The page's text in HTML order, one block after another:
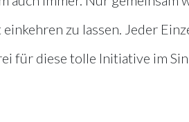
zu lassen. Jeder
für diese tolle Initiative im